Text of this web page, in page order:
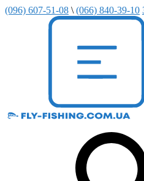
(096) 607-51-08 \ (066) 840-39-10